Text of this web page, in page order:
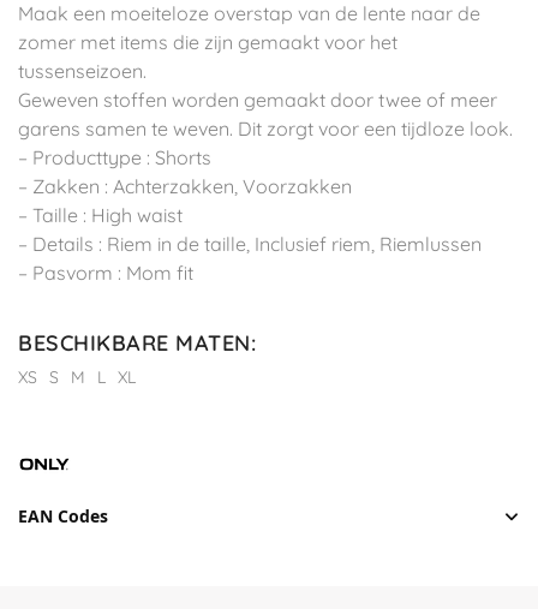
Maak een moeiteloze overstap van de lente naar de
zomer met items die zijn gemaakt voor het
tussenseizoen.
Geweven stoffen worden gemaakt door twee of meer
garens samen te weven. Dit zorgt voor een tijdloze look.
– Producttype : Shorts
– Zakken : Achterzakken, Voorzakken
– Taille : High waist
– Details : Riem in de taille, Inclusief riem, Riemlussen
– Pasvorm : Mom fit
BESCHIKBARE MATEN:
XS S M L XL
EAN Codes